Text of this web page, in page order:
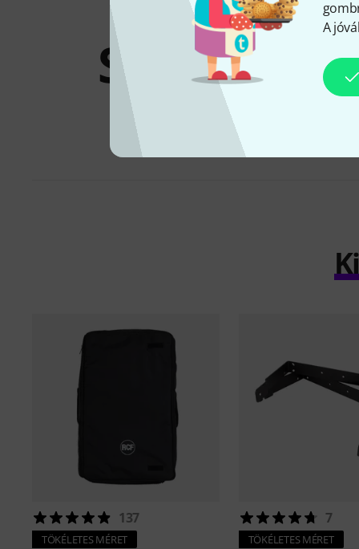
A
Szettek és
akciók
137
TÖKÉLETES MÉRET
7
TÖKÉLETES MÉRET